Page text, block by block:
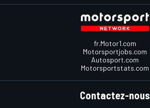
fr.Motor1.com
Motorsportjobs.com
Autosport.com
Motorsportstats.com
Contactez-nous